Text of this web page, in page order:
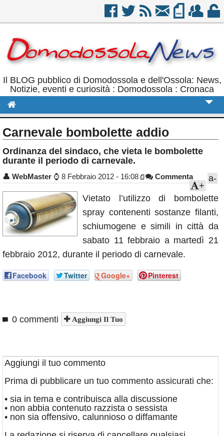
Il BLOG pubblico di Domodossola e dell'Ossola: News,
Notizie, eventi e curiosità : Domodossola : Cronaca
Politica
Sport
Eventi
Rubriche
Calendario
Annunci
Carnevale bombolette addio
Ordinanza del sindaco, che vieta le bombolette
durante il periodo di carnevale.
👤 WebMaster ⌚ 8 Febbraio 2012 - 16:08 Commenta a-
+
Vietato l’utilizzo di bombolette
spray contenenti sostanze filanti,
schiumogene e simili in città da
sabato 11 febbraio a martedì 21
febbraio 2012, durante il periodo di carnevale.
Facebook Twitter Google+ Pinterest
0 commenti Aggiungi Il Tuo
Aggiungi il tuo commento
Prima di pubblicare un tuo commento assicurati che:
• sia in tema e contribuisca alla discussione
• non abbia contenuto razzista o sessista
• non sia offensivo, calunnioso o diffamante